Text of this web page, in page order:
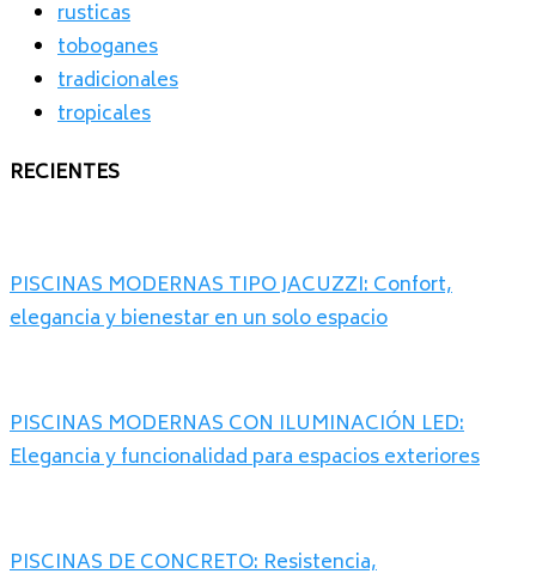
rusticas
toboganes
tradicionales
tropicales
RECIENTES
PISCINAS MODERNAS TIPO JACUZZI: Confort,
elegancia y bienestar en un solo espacio
PISCINAS MODERNAS CON ILUMINACIÓN LED:
Elegancia y funcionalidad para espacios exteriores
PISCINAS DE CONCRETO: Resistencia,